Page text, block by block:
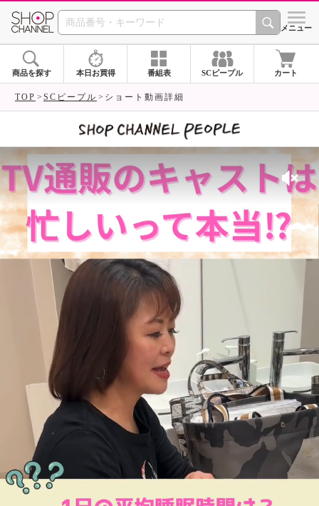
SHOP CHANNEL シメニュー
商品を探す 本日お買得 番組表 SCピープル カート
TOP SCピープル ショート動画詳細